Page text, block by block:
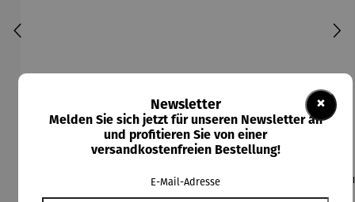
Wasserka
Eiskugel |
×
Newsletter
Melden Sie sich jetzt für unseren Newsletter an
und profitieren Sie von einer
versandkostenfreien Bestellung!
E-Mail-Adresse